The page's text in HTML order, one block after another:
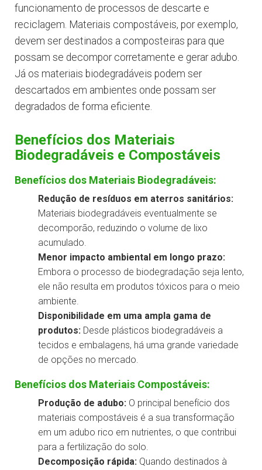
funcionamento de processos de descarte e
reciclagem. Materiais compostáveis, por exemplo,
devem ser destinados a composteiras para que
possam se decompor corretamente e gerar adubo.
Já os materiais biodegradáveis podem ser
descartados em ambientes onde possam ser
degradados de forma eficiente.
Benefícios dos Materiais
Biodegradáveis e Compostáveis
Benefícios dos Materiais Biodegradáveis:
Redução de resíduos em aterros sanitários:
Materiais biodegradáveis eventualmente se
decomporão, reduzindo o volume de lixo
acumulado.
Menor impacto ambiental em longo prazo:
Embora o processo de biodegradação seja lento,
ele não resulta em produtos tóxicos para o meio
ambiente.
Disponibilidade em uma ampla gama de
produtos: Desde plásticos biodegradáveis a
tecidos e embalagens, há uma grande variedade
de opções no mercado.
Benefícios dos Materiais Compostáveis:
Produção de adubo: O principal benefício dos
materiais compostáveis é a sua transformação
em um adubo rico em nutrientes, o que contribui
para a fertilização do solo.
Decomposição rápida: Quando destinados à